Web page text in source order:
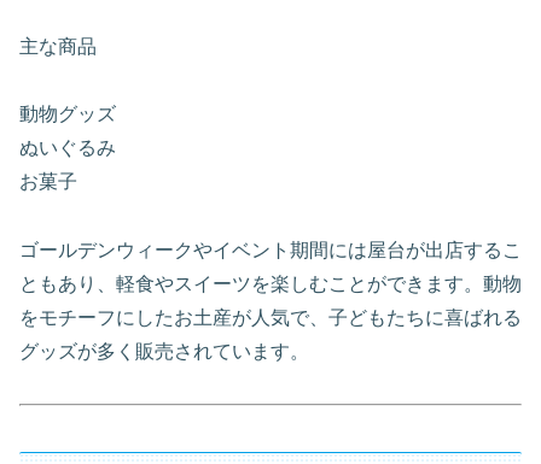
主な商品
動物グッズ
ぬいぐるみ
お菓子
ゴールデンウィークやイベント期間には屋台が出店するこ
ともあり、軽食やスイーツを楽しむことができます。動物
をモチーフにしたお土産が人気で、子どもたちに喜ばれる
グッズが多く販売されています。